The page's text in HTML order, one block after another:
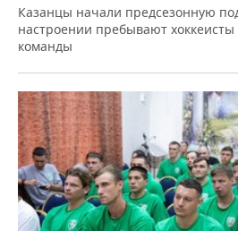
Казанцы начали предсезонную
настроении пребывают
команды